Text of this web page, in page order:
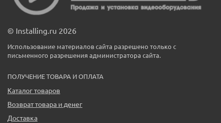
© Installing.ru 2026
Использование материалов сайта разрешено только с
письменного разрешения администратора сайта.
ПОЛУЧЕНИЕ ТОВАРА И ОПЛАТА
Каталог товаров
Возврат товара и денег
Доставка